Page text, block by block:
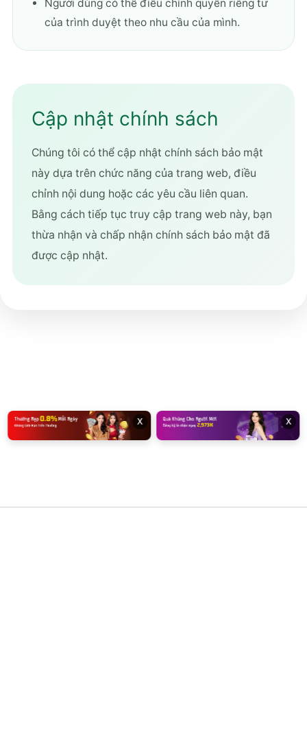
Người dùng có thể điều chỉnh quyền riêng tư
của trình duyệt theo nhu cầu của mình.
Cập nhật chính sách
Chúng tôi có thể cập nhật chính sách bảo mật
này dựa trên chức năng của trang web, điều
chỉnh nội dung hoặc các yêu cầu liên quan.
Bằng cách tiếp tục truy cập trang web này, bạn
thừa nhận và chấp nhận chính sách bảo mật đã
được cập nhật.
x x